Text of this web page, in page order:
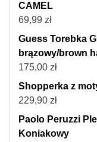
CAMEL
69,99 zł
Guess Torebka
brązowy/brown
175,00 zł
Shopperka z
229,90 zł
Paolo Peruzzi
Koniakowy